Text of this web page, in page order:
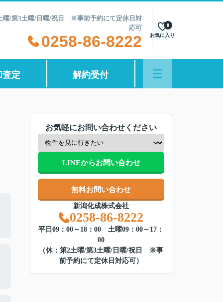
曜/第3土曜/日曜/祝日 ※事前予約にて定休日対
応可
0258-86-8222 お気に入り
0
査定 解約受付
お気軽にお問い合わせください
LINEからお問い合わせ
無料お問い合わせ
新潟化成株式会社
0258-86-8222
平日09：00～18：00 土曜09：00～17：
00
（休：第2土曜/第3土曜/日曜/祝日 ※事
前予約にて定休日対応可）